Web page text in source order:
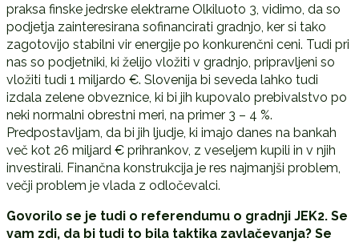
praksa finske jedrske elektrarne Olkiluoto 3, vidimo, da so
podjetja zainteresirana sofinancirati gradnjo, ker si tako
zagotovijo stabilni vir energije po konkurenčni ceni. Tudi pri
nas so podjetniki, ki želijo vložiti v gradnjo, pripravljeni so
vložiti tudi 1 miljardo €. Slovenija bi seveda lahko tudi
izdala zelene obveznice, ki bi jih kupovalo prebivalstvo po
neki normalni obrestni meri, na primer 3 – 4 %.
Predpostavljam, da bi jih ljudje, ki imajo danes na bankah
več kot 26 miljard € prihrankov, z veseljem kupili in v njih
investirali. Finančna konstrukcija je res najmanjši problem,
večji problem je vlada z odločevalci.
Govorilo se je tudi o referendumu o gradnji JEK2. Se
vam zdi, da bi tudi to bila taktika zavlačevanja? Se